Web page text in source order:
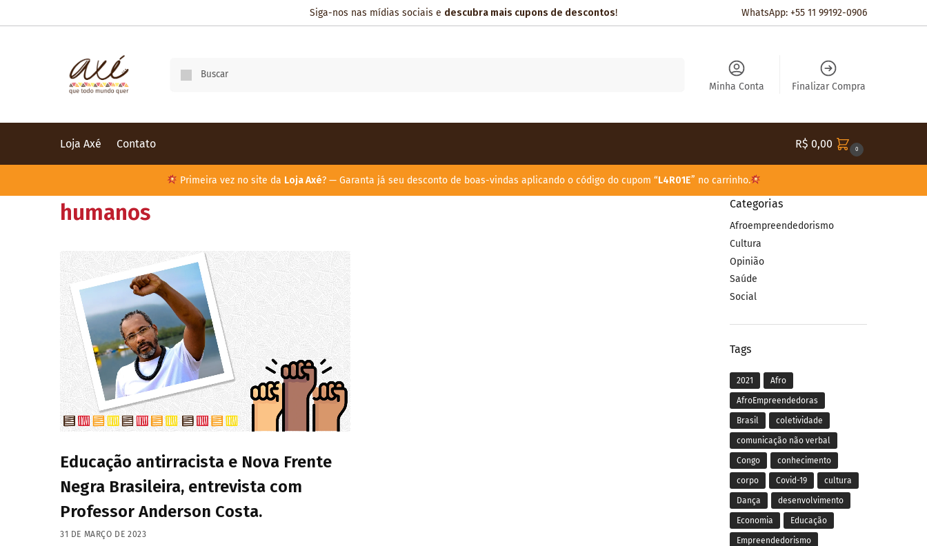
Siga-nos nas mídias sociais e descubra mais cupons de descontos! WhatsApp: +55 11 99192-0906
Minha Conta Finalizar Compra
Loja Axé Contato R$ 0,00 0
Primeira vez no site da Loja Axé? — Garanta já seu desconto de boas-vindas aplicando o código do cupom “L4R01E” no carrinho.
humanos
Educação antirracista e Nova Frente
Negra Brasileira, entrevista com
Professor Anderson Costa.
31 DE MARÇO DE 2023
Categorias
Afroempreendedorismo
Cultura
Opinião
Saúde
Social
Tags
2021 Afro
AfroEmpreendedoras
Brasil coletividade
comunicação não verbal
Congo conhecimento
corpo Covid-19 cultura
Dança desenvolvimento
Economia Educação
Empreendedorismo